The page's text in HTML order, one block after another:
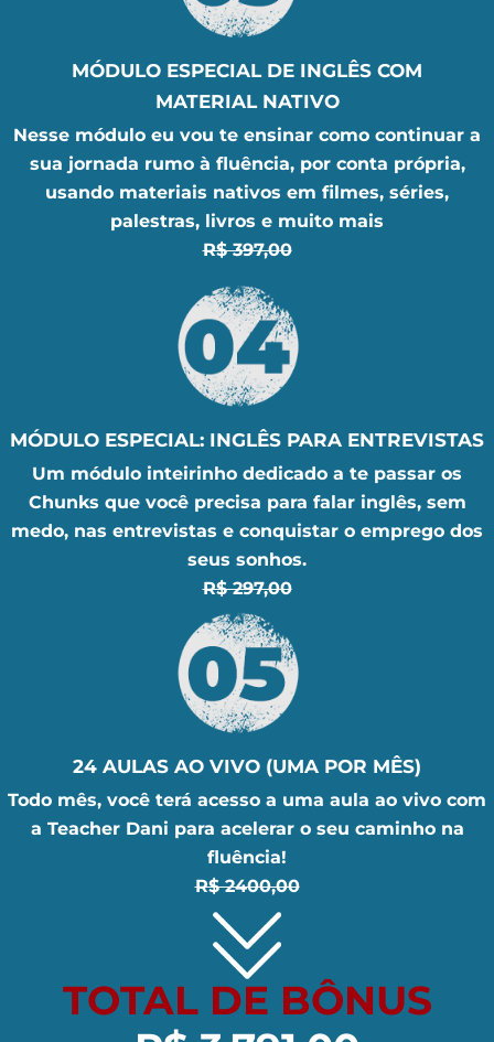
MÓDULO ESPECIAL DE INGLÊS COM
MATERIAL NATIVO
Nesse módulo eu vou te ensinar como continuar a
sua jornada rumo à fluência, por conta própria,
usando materiais nativos em filmes, séries,
palestras, livros e muito mais
R$ 397,00
MÓDULO ESPECIAL: INGLÊS PARA ENTREVISTAS
Um módulo inteirinho dedicado a te passar os
Chunks que você precisa para falar inglês, sem
medo, nas entrevistas e conquistar o emprego dos
seus sonhos.
R$ 297,00
24 AULAS AO VIVO (UMA POR MÊS)
Todo mês, você terá acesso a uma aula ao vivo com
a Teacher Dani para acelerar o seu caminho na
fluência!
R$ 2400,00
TOTAL DE BÔNUS